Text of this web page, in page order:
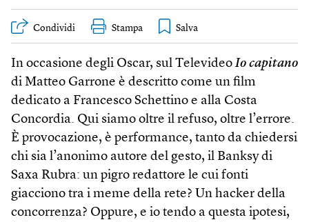
Condividi Stampa
In occasione degli Oscar, sul Televideo Io capitano
di Matteo Garrone è descritto come un film
dedicato a Francesco Schettino e alla Costa
Concordia. Qui siamo oltre il refuso, oltre l’errore.
È provocazione, è performance, tanto da chiedersi
chi sia l’anonimo autore del gesto, il Banksy di
Saxa Rubra: un pigro redattore le cui fonti
giacciono tra i meme della rete? Un hacker della
concorrenza? Oppure, e io tendo a questa ipotesi,